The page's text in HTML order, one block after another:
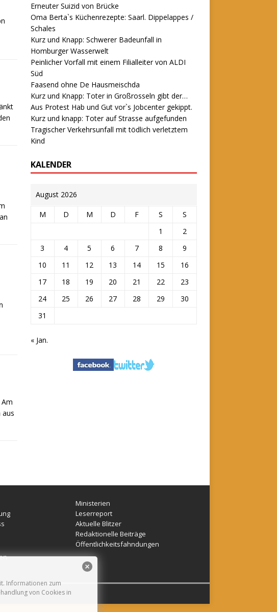
aus
Erneuter Suizid von Brücke
Oma Berta`s Küchenrezepte: Saarl. Dippelappes /
Schales
Kurz und Knapp: Schwerer Badeunfall in
Homburger Wasserwelt
Peinlicher Vorfall mit einem Filialleiter von ALDI
Süd
Faasend ohne De Hausmeischda
Kurz und Knapp: Toter in Großrosseln gibt der…
Aus Protest Hab und Gut vor`s Jobcenter gekippt.
Kurz und knapp: Toter auf Strasse aufgefunden
Tragischer Verkehrsunfall mit tödlich verletztem
Kind
KALENDER
August 2026
M D M D F S
S
1
2
3
4 5 6 7 8
9
10
11 12 13 14 15
16
17
18 19 20 21 22
23
24
25 26 27 28 29
30
31
« Jan.
Ministerien
Leserreport
Aktuelle Blitzer
Redaktionelle Beiträge
Öffentlichkeitsfahndungen
Informationen zum
von Cookies in